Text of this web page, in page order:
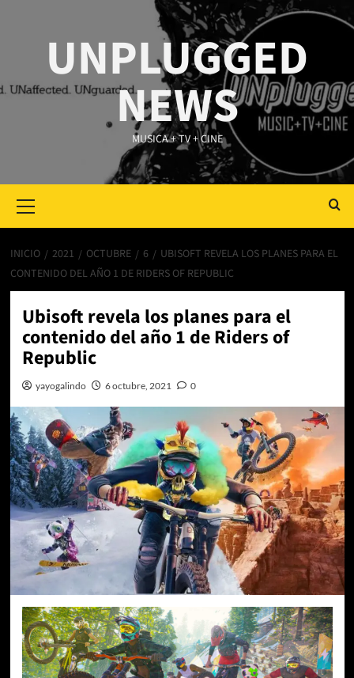
UNPLUGGED
NEWS
MUSICA + TV + CINE
Menu
INICIO 2021 OCTUBRE 6
UBISOFT REVELA LOS PLANES PARA EL
CONTENIDO DEL AÑO 1 DE RIDERS OF REPUBLIC
Ubisoft revela los planes para el
contenido del año 1 de Riders of
Republic
yayogalindo 6 octubre, 2021 0